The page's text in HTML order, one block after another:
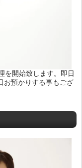
を開始致します。即日
お預かりする事もござ